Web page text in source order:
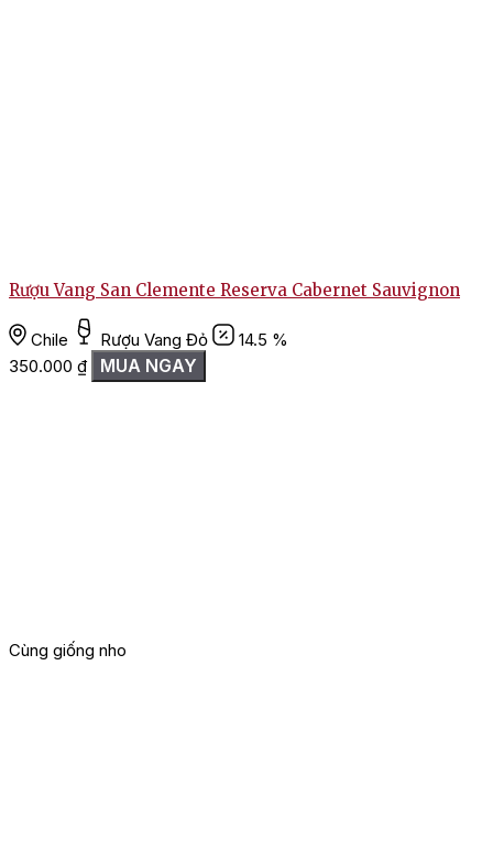
Rượu Vang San Clemente Reserva Cabernet Sauvignon
Chile Rượu Vang Đỏ
14.5 %
350.000 ₫ MUA NGAY
Cùng giống nho